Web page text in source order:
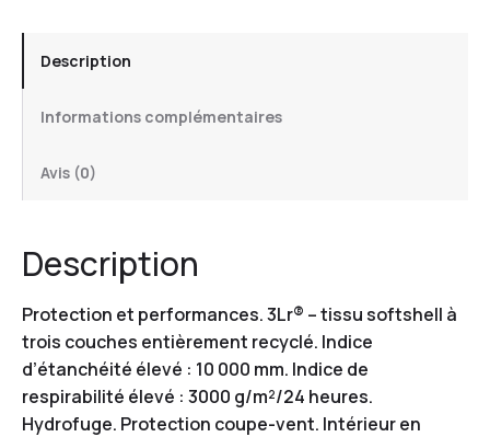
Description
Informations complémentaires
Avis (0)
Description
Protection et performances. 3Lr® – tissu softshell à
trois couches entièrement recyclé. Indice
d’étanchéité élevé : 10 000 mm. Indice de
respirabilité élevé : 3000 g/m²/24 heures.
Hydrofuge. Protection coupe-vent. Intérieur en